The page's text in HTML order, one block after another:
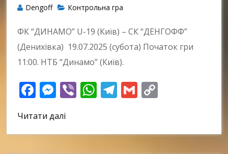
Dengoff Контрольна гра
ФК “ДИНАМО” U-19 (Київ) – СК “ДЕНГОФФ”
(Денихівка) 19.07.2025 (субота) Початок гри
11:00. НТБ “Динамо” (Київ).
Facebook
Messenger
ViberWhatsApp
Telegram
Gmail
Читати далі